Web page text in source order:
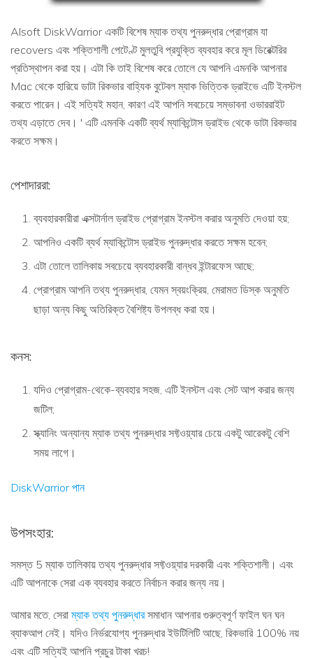
Alsoft DiskWarrior একটি বিশেষ ম্যাক তথ্য পুনরুদ্ধার প্রোগ্রাম যা
recovers এবং শক্তিশালী পেটেণ্ট মুলতুবি প্রযুক্তি ব্যবহার করে মূল ডিরেক্টরির
প্রতিস্থাপন করা হয়। এটা কি তাই বিশেষ করে তোলে যে আপনি এমনকি আপনার
Mac থেকে হারিয়ে ডাটা রিকভার বাহ্যিক বুটেবল ম্যাক ভিত্তিক ড্রাইভে এটি ইনস্টল
করতে পারেন। এই সত্যিই মহান, কারণ এই আপনি সবচেয়ে সম্ভাবনা ওভাররাইট
তথ্য এড়াতে দেব। ' এটি এমনকি একটি ব্যর্থ ম্যাকিন্টোস ড্রাইভ থেকে ডাটা রিকভার
করতে সক্ষম।
পেশাদাররা:
ব্যবহারকারীরা এক্সটার্নাল ড্রাইভ প্রোগ্রাম ইনস্টল করার অনুমতি দেওয়া হয়;
আপনিও একটি ব্যর্থ ম্যাকিন্টোস ড্রাইভ পুনরুদ্ধার করতে সক্ষম হবেন;
এটা তোলে তালিকায় সবচেয়ে ব্যবহারকারী বান্ধব ইন্টারফেস আছে;
প্রোগ্রাম আপনি তথ্য পুনরুদ্ধার, যেমন স্বয়ংক্রিয়, মেরামত ডিস্ক অনুমতি
ছাড়া অন্য কিছু অতিরিক্ত বৈশিষ্ট্য উপলব্ধ করা হয়।
কনস:
যদিও প্রোগ্রাম-থেকে-ব্যবহার সহজ, এটি ইনস্টল এবং সেট আপ করার জন্য
জটিল;
স্ক্যানিং অন্যান্য ম্যাক তথ্য পুনরুদ্ধার সফ্টওয়্যার চেয়ে একটু আরেকটু বেশি
সময় লাগে।
DiskWarrior পান
উপসংহার:
সমস্ত 5 ম্যাক তালিকায় তথ্য পুনরুদ্ধার সফ্টওয়্যার দরকারী এবং শক্তিশালী। এবং
এটি আপনাকে সেরা এক ব্যবহার করতে নির্বাচন করার জন্য নয়।
আমার মতে, সেরাম্যাক তথ্য পুনরুদ্ধারসমাধান আপনার গুরুত্বপূর্ণ ফাইল ঘন ঘন
ব্যাকআপ নেই। যদিও নির্ভরযোগ্য পুনরুদ্ধার ইউটিলিটি আছে, রিকভারি 100% নয়
এবং এটি সত্যিই আপনি প্রচুর টাকা খরচ!